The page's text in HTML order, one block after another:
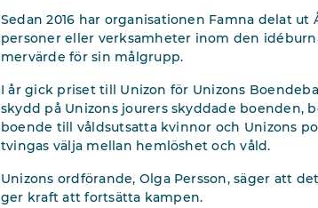
Sedan 2016 har organisationen Famna delat
personer eller verksamheter inom den
mervärde för sin målgrupp.
I år gick priset till Unizon för Unizons
skydd på Unizons jourers skyddade boenden,
boende till våldsutsatta kvinnor och Unizons
tvingas välja mellan hemlöshet och våld.
Unizons ordförande, Olga Persson, säger att
ger kraft att fortsätta kampen.